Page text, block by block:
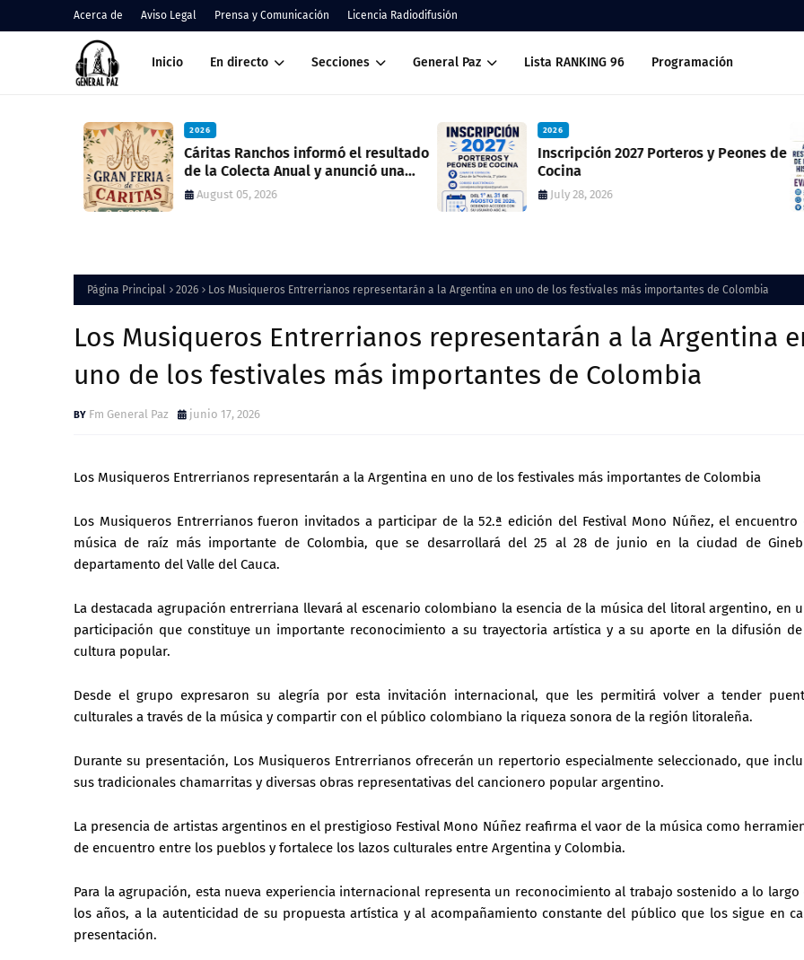
Acerca de Aviso Legal Prensa y Comunicación Licencia Radiodifusión
Inicio En directo Secciones General Paz Lista RANKING 96 Programación
2026
Cáritas Ranchos informó el resultado
de la Colecta Anual y anunció una
nueva feria solidaria
August 05, 2026
2026
Inscripción 2027 Porteros y Peones de
Cocina
July 28, 2026
Página Principal 2026 Los Musiqueros Entrerrianos representarán a la Argentina en uno de los festivales más importantes de Colombia
Los Musiqueros Entrerrianos representarán a la Argentina
uno de los festivales más importantes de Colombia
Fm General Paz junio 17, 2026
Los Musiqueros Entrerrianos representarán a la Argentina en uno de los festivales más importantes de Colombia
Los Musiqueros Entrerrianos fueron invitados a participar de la 52.ª edición del Festival Mono Núñez, el encuentro
música de raíz más importante de Colombia, que se desarrollará del 25 al 28 de junio en la ciudad de
departamento del Valle del Cauca.
La destacada agrupación entrerriana llevará al escenario colombiano la esencia de la música del litoral argentino, en
participación que constituye un importante reconocimiento a su trayectoria artística y a su aporte en la difusión
cultura popular.
Desde el grupo expresaron su alegría por esta invitación internacional, que les permitirá volver a tender
culturales a través de la música y compartir con el público colombiano la riqueza sonora de la región litoraleña.
Durante su presentación, Los Musiqueros Entrerrianos ofrecerán un repertorio especialmente seleccionado, que
sus tradicionales chamarritas y diversas obras representativas del cancionero popular argentino.
La presencia de artistas argentinos en el prestigioso Festival Mono Núñez reafirma el vaor de la música como
de encuentro entre los pueblos y fortalece los lazos culturales entre Argentina y Colombia.
Para la agrupación, esta nueva experiencia internacional representa un reconocimiento al trabajo sostenido a lo largo
los años, a la autenticidad de su propuesta artística y al acompañamiento constante del público que los sigue en
presentación.